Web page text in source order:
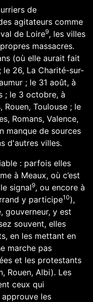
de
agitateurs comme
de Loire9, les villes
massacres.
(où elle aurait fait
; le 26, La Charité-sur-
; le 31 août, à
; le 3 octobre, à
, Rouen, Toulouse ; le
, Romans, Valence,
manque de sources
d'autres villes.
: parfois elles
à Meaux, où c’est
signal9, ou encore à
y participe10),
gouverneur, y est
souvent, elles
en les mettant en
marche pas
et les protestants
Rouen, Albi). Les
ceux qui
les